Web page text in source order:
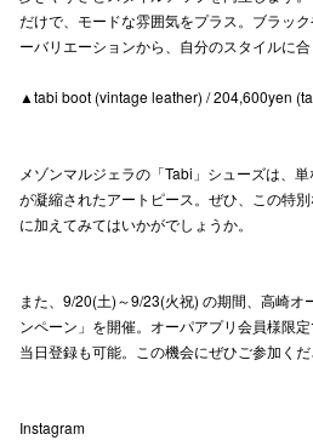
だけで、モードな雰囲気をプラス。ブラッ
ーバリエーションから、自分のスタイルに合
▲tabi boot (vintage leather) / 204,600yen
メゾンマルジェラの「Tabi」シューズは、
が凝縮されたアートピース。ぜひ、この特
に加えてみてはいかがでしょうか。
また、9/20(土)～9/23(火祝) の期間、高崎オ
ンペーン」を開催。オーパアプリ会員様限定
当日登録も可能。この機会にぜひご参加くだ
Instagram